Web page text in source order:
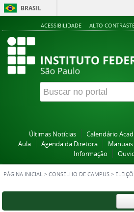
BRASIL
ACESSIBILIDADE ALTO
Últimas Notícias Calendário
Aula
Agenda da Diretora Manuais
Informação
PÁGINA INICIAL > CONSELHO DE CAMPUS >